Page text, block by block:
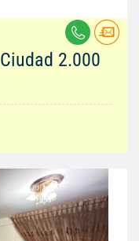
2.000